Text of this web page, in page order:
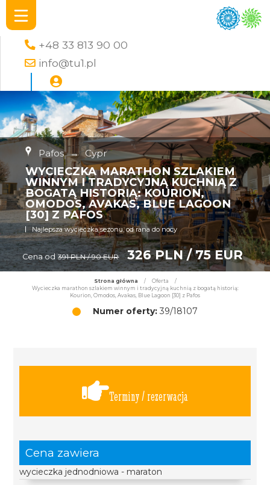
+48 33 813 90 00
info@tu1.pl
Pafos → Cypr
WYCIECZKA MARATHON SZLAKIEM
WINNYM I TRADYCYJNĄ KUCHNIĄ Z
BOGATĄ HISTORIĄ: KOURION,
OMODOS, AVAKAS, BLUE LAGOON
[30] Z PAFOS
Najlepsza wycieczka sezonu, od rana do nocy
Cena od 391 PLN / 90 EUR 326 PLN / 75 EUR
Strona główna / Oferta
/
Wycieczka marathon szlakiem winnym i tradycyjną kuchnią z bogatą historią:
Kourion, Omodos, Avakas, Blue Lagoon [30] z Pafos
Numer oferty: 39/18107
Terminy / rezerwacja
Cena zawiera
wycieczka jednodniowa - maraton